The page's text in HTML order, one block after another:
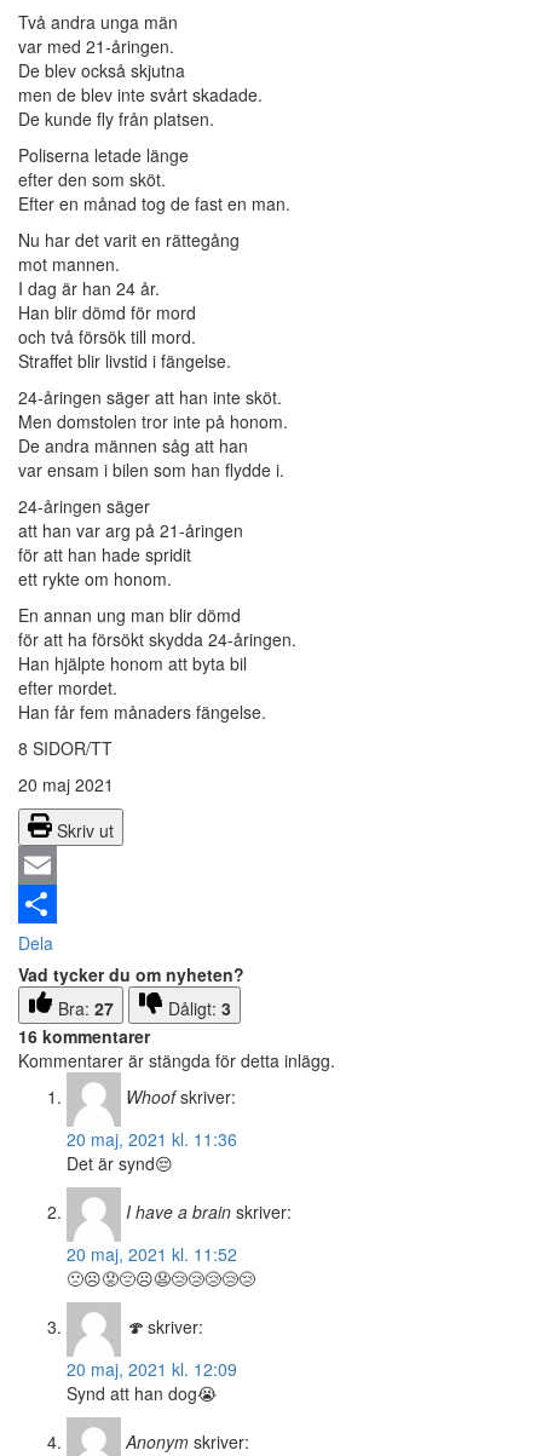
Två andra unga män
var med 21-åringen.
De blev också skjutna
men de blev inte svårt skadade.
De kunde fly från platsen.
Poliserna letade länge
efter den som sköt.
Efter en månad tog de fast en man.
Nu har det varit en rättegång
mot mannen.
I dag är han 24 år.
Han blir dömd för mord
och två försök till mord.
Straffet blir livstid i fängelse.
24-åringen säger att han inte sköt.
Men domstolen tror inte på honom.
De andra männen såg att han
var ensam i bilen som han flydde i.
24-åringen säger
att han var arg på 21-åringen
för att han hade spridit
ett rykte om honom.
En annan ung man blir dömd
för att ha försökt skydda 24-åringen.
Han hjälpte honom att byta bil
efter mordet.
Han får fem månaders fängelse.
8 SIDOR/TT
20 maj 2021
Skriv ut
Email
Dela
Vad tycker du om nyheten?
Bra: 27 Dåligt: 3
16 kommentarer
Kommentarer är stängda för detta inlägg.
Whoof skriver:
20 maj, 2021 kl. 11:36
Det är synd😔
I have a brain skriver:
20 maj, 2021 kl. 11:52
🙁☹️😟😔☹️😧😢😢😢😢😢
🍄 skriver:
20 maj, 2021 kl. 12:09
Synd att han dog😭
Anonym skriver: